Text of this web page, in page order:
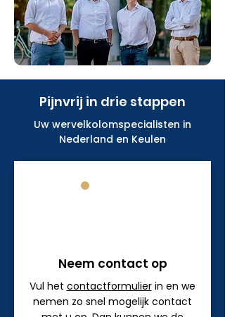
Pijnvrij in drie stappen
Uw wervelkolomspecialisten in
Nederland en Keulen
Neem contact op
Vul het contactformulierin en we
nemen zo snel mogelijk contact